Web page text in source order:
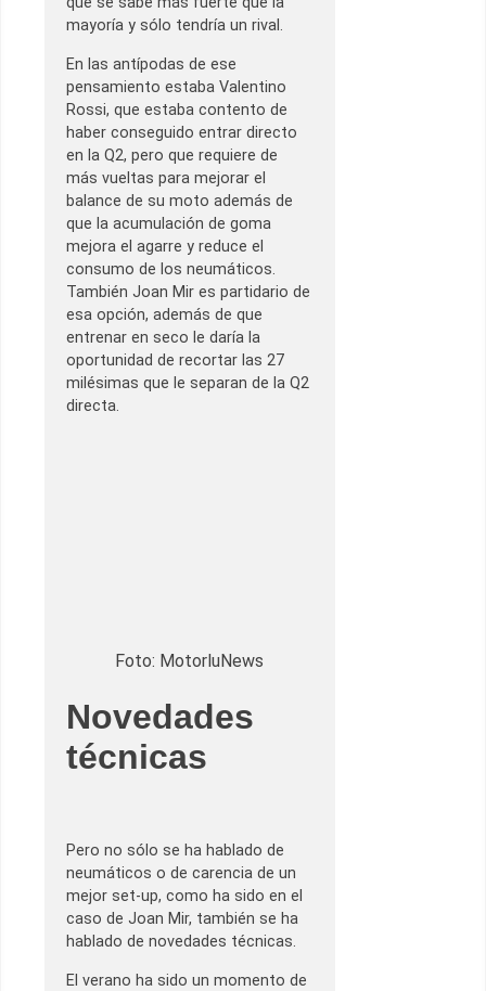
mayoría y sólo tendría un rival.
En las antípodas de ese
pensamiento estaba Valentino
Rossi, que estaba contento de
haber conseguido entrar directo
en la Q2, pero que requiere de
más vueltas para mejorar el
balance de su moto además de
que la acumulación de goma
mejora el agarre y reduce el
consumo de los neumáticos.
También Joan Mir es partidario de
esa opción, además de que
entrenar en seco le daría la
oportunidad de recortar las 27
milésimas que le separan de la Q2
directa.
Foto: MotorluNews
Novedades
técnicas
Pero no sólo se ha hablado de
neumáticos o de carencia de un
mejor set-up, como ha sido en el
caso de Joan Mir, también se ha
hablado de novedades técnicas.
El verano ha sido un momento de